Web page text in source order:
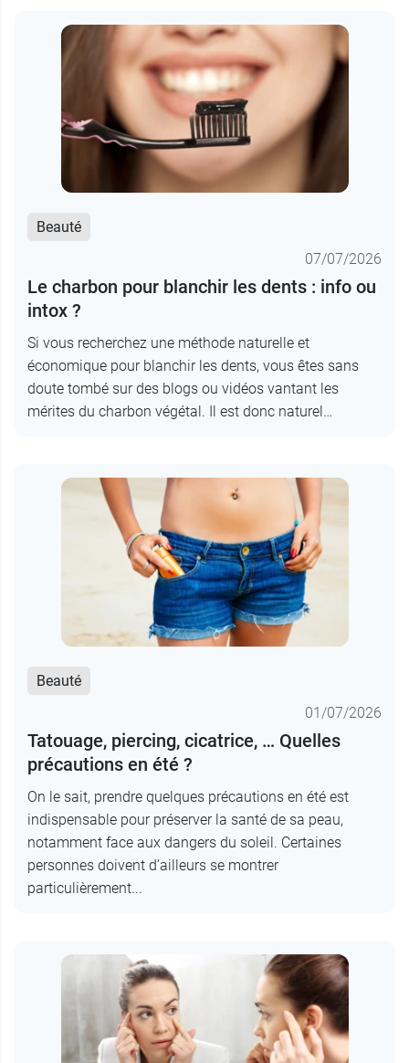
Beauté
07/07/2026
Le charbon pour blanchir les dents : info ou
intox ?
Si vous recherchez une méthode naturelle et
économique pour blanchir les dents, vous êtes sans
doute tombé sur des blogs ou vidéos vantant les
mérites du charbon végétal. Il est donc naturel…
Beauté
01/07/2026
Tatouage, piercing, cicatrice, … Quelles
précautions en été ?
On le sait, prendre quelques précautions en été est
indispensable pour préserver la santé de sa peau,
notamment face aux dangers du soleil. Certaines
personnes doivent d’ailleurs se montrer
particulièrement...